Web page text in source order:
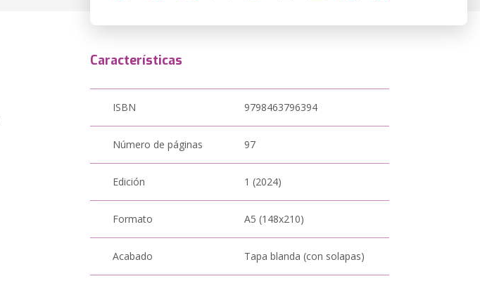
Características
ISBN 9798463796394
Número de páginas 97
Edición 1 (2024)
Formato A5 (148x210)
Acabado Tapa blanda (con solapas)